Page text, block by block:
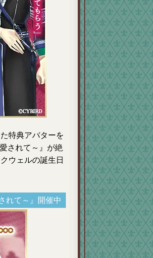
特典アバターを
されて～』が絶
ウェルの誕生日
れて～』開催中